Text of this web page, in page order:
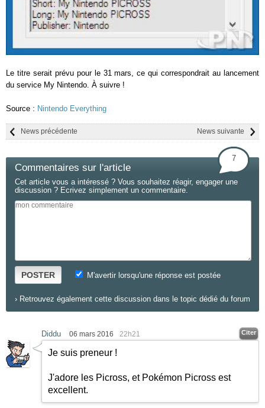
Le titre serait prévu pour le 31 mars, ce qui correspondrait au lancement
du service My Nintendo. À suivre !
Source : Nintendo Everything
News suivante
News précédente
Commentaires sur l'article
7
Cet article vous a intéressé ? Vous souhaitez réagir, engager une
discussion ? Ecrivez simplement un commentaire.
POSTER M'avertir lorsqu'une réponse est postée
› Retrouvez également cette discussion dans le topic dédié du forum
Diddu 06 mars 2016 22h21 Citer
Je suis preneur !
J'adore les Picross, et Pokémon Picross est
excellent.